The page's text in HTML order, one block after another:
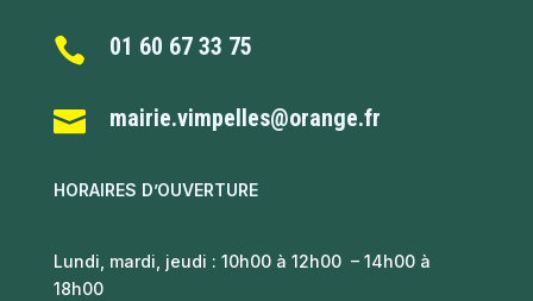
 01 60 67 33 75
 mairie.vimpelles@orange.fr
HORAIRES D’OUVERTURE
Lundi, mardi, jeudi : 10h00 à 12h00 – 14h00 à
18h00